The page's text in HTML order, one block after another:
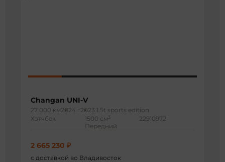
Changan UNI-V
27 000 км2024 г 2023 1.5t sports edition
Хэтчбек
1500 см 3
Передний
22910972
2 665 230 ₽
с доставкой во Владивосток